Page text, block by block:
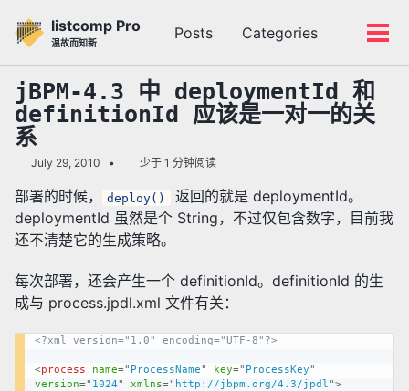
listcomp Pro
温故而知新
Posts Categories
索
切
换
jBPM-4.3 中 deploymentId 和
definitionId 应该是一对一的关
系
July 29, 2010 少于 1 分钟阅读
部署的时候， deploy()
返回的就是 deploymentId。
deploymentId 虽然是个 String，不过仅包含数字，目前我
还不清楚它的生成策略。
每次部署，还会产生一个 definitionId。definitionId 的生
成与 process.jpdl.xml 文件有关：
<?xml version="1.0" encoding="UTF-8"?>
<process name=" ProcessName" key=" ProcessKey"
version=" 1024" xmlns=" http://jbpm.org/4.3/jpdl">